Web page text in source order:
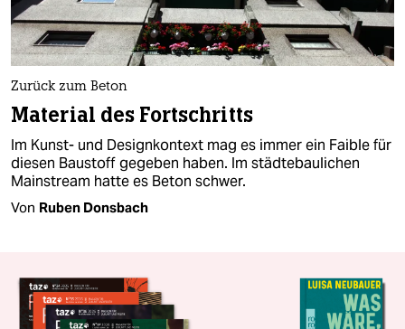
Zurück zum Beton
Material des Fortschritts
Im Kunst- und Designkontext mag es immer ein Faible für
diesen Baustoff gegeben haben. Im städtebaulichen
Mainstream hatte es Beton schwer.
Von Ruben Donsbach